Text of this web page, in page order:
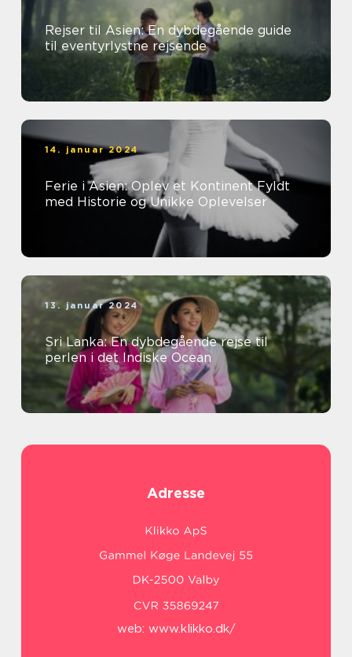
Rejser til Asien: En dybdegående guide
til eventyrlystne rejsende
14. januar 2024
Ferie i Asien: Oplev et Kontinent Fyldt
med Historie og Unikke Oplevelser
13. januar 2024
Sri Lanka: En dybdegående rejse til
perlen i det Indiske Ocean
Adresse
web: www.klikko.dk/